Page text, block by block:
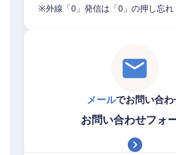
※外線「0」発信は「0」の押し忘れ
メールでお問い合わ
お問い合わせフォ